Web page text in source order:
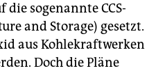
sogenannte CCS-
and Storage) gesetzt.
aus Kohlekraftwerken
Doch die Pläne